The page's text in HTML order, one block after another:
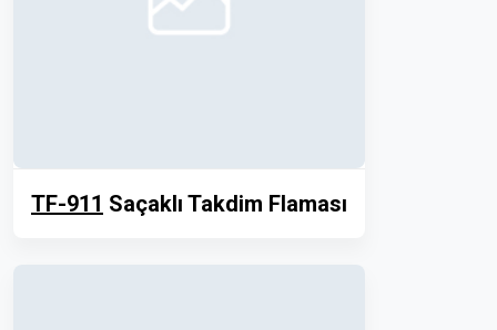
TF-911 Saçaklı Takdim Flaması